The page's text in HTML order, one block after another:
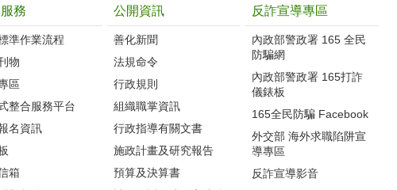
務
準作業流程‭
物
區
整合服務平台
名資訊
箱
公開資訊
善化新聞
法規命令
行政規則
組織職掌資訊
行政指導有關文書
施政計畫及研究報告
預算及決算書
反詐宣導專區
內政部警政署 165 全民
防騙網
內政部警政署 165打詐
儀錶板
165全民防騙 Facebook
外交部 海外求職陷阱宣
導專區
反詐宣導影音